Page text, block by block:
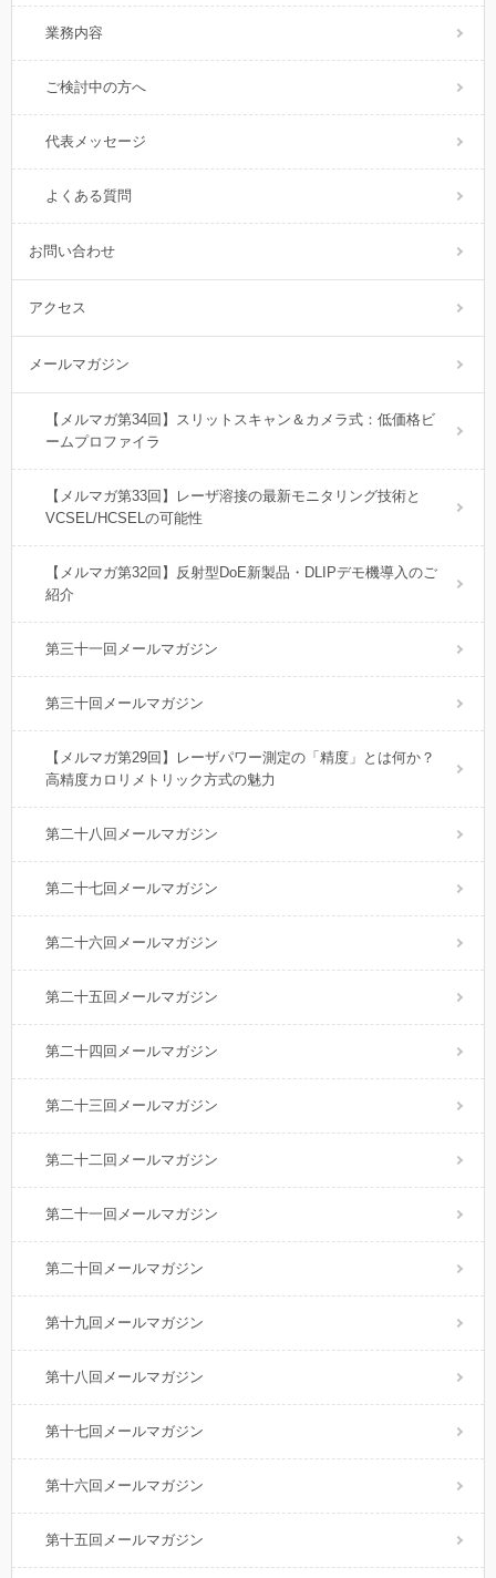
業務内容
ご検討中の方へ
代表メッセージ
よくある質問
お問い合わせ
アクセス
メールマガジン
【メルマガ第34回】スリットスキャン＆カメラ式：低価格ビ
ームプロファイラ
【メルマガ第33回】レーザ溶接の最新モニタリング技術と
VCSEL/HCSELの可能性
【メルマガ第32回】反射型DoE新製品・DLIPデモ機導入のご
紹介
第三十一回メールマガジン
第三十回メールマガジン
【メルマガ第29回】レーザパワー測定の「精度」とは何か？
高精度カロリメトリック方式の魅力
第二十八回メールマガジン
第二十七回メールマガジン
第二十六回メールマガジン
第二十五回メールマガジン
第二十四回メールマガジン
第二十三回メールマガジン
第二十二回メールマガジン
第二十一回メールマガジン
第二十回メールマガジン
第十九回メールマガジン
第十八回メールマガジン
第十七回メールマガジン
第十六回メールマガジン
第十五回メールマガジン